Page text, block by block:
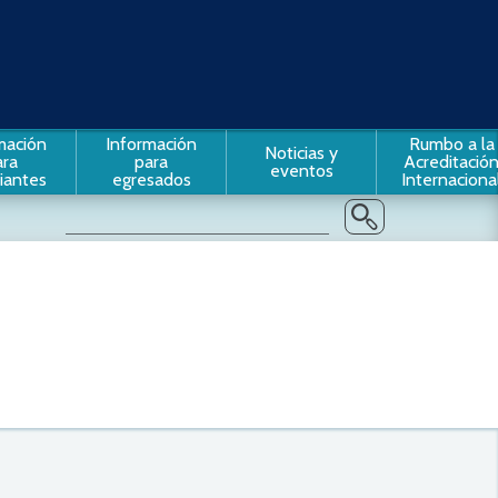
Información
para
egresados
Noticias y
eventos
Rumbo a la
Acreditación